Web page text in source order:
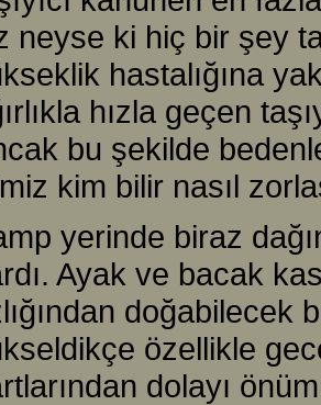
neyse ki hiç bir şey
hastalığına
hızla geçen
bu şekilde
kim bilir nasıl
yerinde biraz
Ayak ve bacak
doğabilecek
özellikle
dolayı